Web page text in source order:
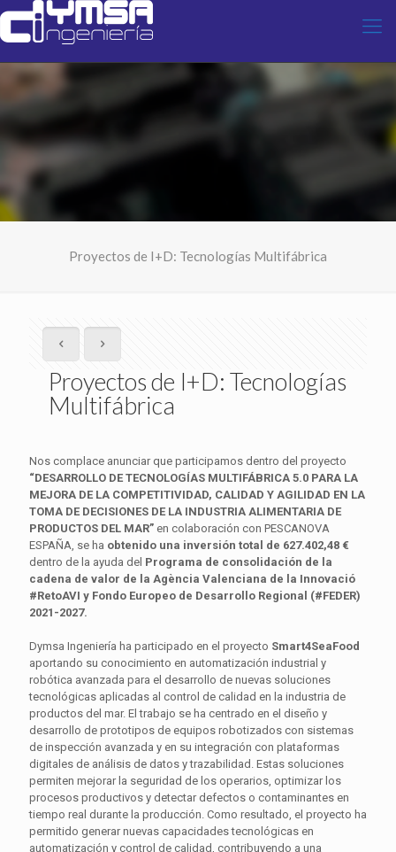
Proyectos de I+D: Tecnologías Multifábrica
Proyectos de I+D: Tecnologías
Multifábrica
Nos complace anunciar que participamos dentro del proyecto
“DESARROLLO DE TECNOLOGÍAS MULTIFÁBRICA 5.0 PARA LA
MEJORA DE LA COMPETITIVIDAD, CALIDAD Y AGILIDAD EN LA
TOMA DE DECISIONES DE LA INDUSTRIA ALIMENTARIA DE
PRODUCTOS DEL MAR” en colaboración con PESCANOVA
ESPAÑA, se ha obtenido una inversión total de 627.402,48 €
dentro de la ayuda del Programa de consolidación de la
cadena de valor de la Agència Valenciana de la Innovació
#RetoAVI y Fondo Europeo de Desarrollo Regional (#FEDER)
2021-2027.
Dymsa Ingeniería ha participado en el proyecto Smart4SeaFood
aportando su conocimiento en automatización industrial y
robótica avanzada para el desarrollo de nuevas soluciones
tecnológicas aplicadas al control de calidad en la industria de
productos del mar. El trabajo se ha centrado en el diseño y
desarrollo de prototipos de equipos robotizados con sistemas
de inspección avanzada y en su integración con plataformas
digitales de análisis de datos y trazabilidad. Estas soluciones
permiten mejorar la seguridad de los operarios, optimizar los
procesos productivos y detectar defectos o contaminantes en
tiempo real durante la producción. Como resultado, el proyecto ha
permitido generar nuevas capacidades tecnológicas en
automatización y control de calidad, contribuyendo a una